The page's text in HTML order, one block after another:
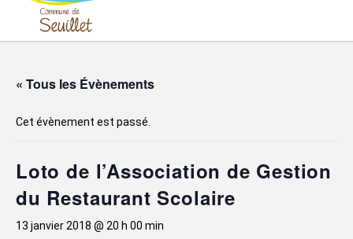
« Tous les Évènements
Cet évènement est passé.
Loto de l’Association de Gestion
du Restaurant Scolaire
13 janvier 2018 @ 20 h 00 min